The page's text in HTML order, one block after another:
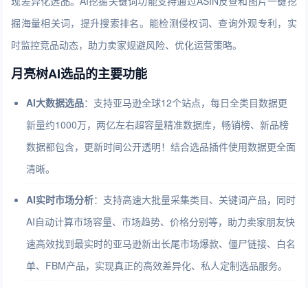
掘海量相关词，提升搜索排名。能检测侵权词、查询外观专利，实
时监控竞品动态，助力卖家规避风险、优化运营策略。
月亮树AI选品的主要功能
AI大数据选品：支持亚马逊全球12个站点，每日全类目数据更
新量约1000万，两亿左右超容量精准数据库，畅销榜、新品榜
数据都包含，更新时间公开透明！结合选品插件使用数据更全面
清晰。
AI实时市场分析：支持高速大批量采集类目、关键词产品，同时
AI自动计算市场容量、市场趋势、价格分别等，助力卖家朋友快
速高效找到最实时的亚马逊新出长尾市场爆款、僵尸链接、白名
单、FBM产品，实现真正的高效差异化、私人定制选品服务。